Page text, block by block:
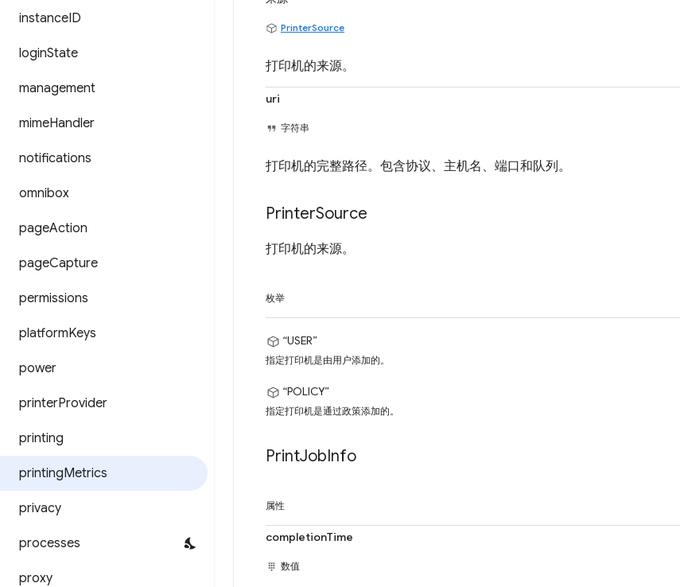
instanceID
loginState
management
mimeHandler
notifications
omnibox
pageAction
pageCapture
permissions
platformKeys
power
printerProvider
printing
printingMetrics
privacy
processes
proxy
PrinterSource
打印机的来源。
uri
字符串
打印机的完整路径。包含协议、主机名、端口和队列。
PrinterSource
打印机的来源。
枚举
“USER”
指定打印机是由用户添加的。
“POLICY”
指定打印机是通过政策添加的。
PrintJobInfo
属性
completionTime
数值